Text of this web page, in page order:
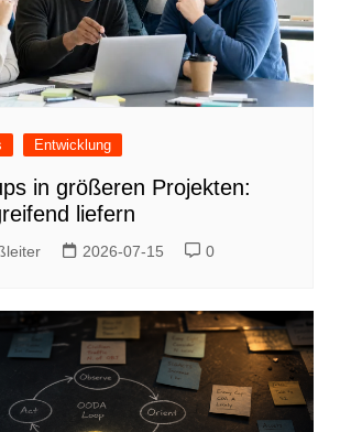
Entwicklung
in größeren Projekten:
liefern
2026-07-15 0